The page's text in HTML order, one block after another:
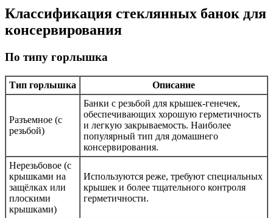
Классификация стеклянных банок для
консервирования
По типу горлышка
Тип горлышка Описание
Разъемное (с
резьбой)
Банки с резьбой для крышек-генечек,
обеспечивающих хорошую герметичность
и легкую закрываемость. Наиболее
популярный тип для домашнего
консервирования.
Нерезьбовое (с
крышками на
защёлках или
плоскими
крышками)
Используются реже, требуют специальных
крышек и более тщательного контроля
герметичности.